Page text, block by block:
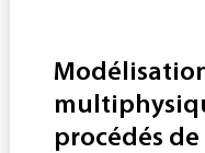
procédés de